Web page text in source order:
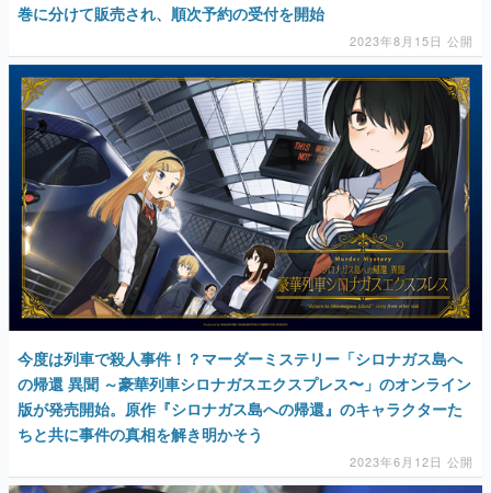
巻に分けて販売され、順次予約の受付を開始
2023年8月15日 公開
今度は列車で殺人事件！？マーダーミステリー「シロナガス島へ
の帰還 異聞 ～豪華列車シロナガスエクスプレス〜」のオンライン
版が発売開始。原作『シロナガス島への帰還』のキャラクターた
ちと共に事件の真相を解き明かそう
2023年6月12日 公開